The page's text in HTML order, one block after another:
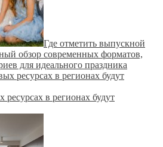
Где отметить выпускной
обзор современных форматов,
для идеального праздника
в регионах будут